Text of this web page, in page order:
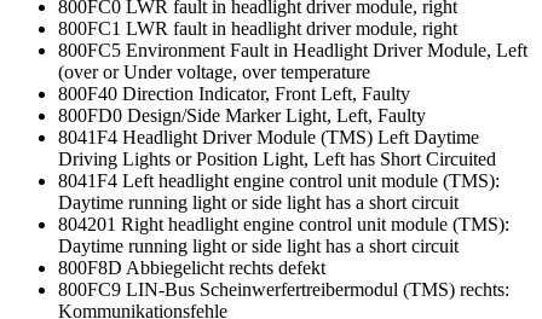
800FC0 LWR fault in headlight driver module, right
800FC1 LWR fault in headlight driver module, right
800FC5 Environment Fault in Headlight Driver Module, Left
(over or Under voltage, over temperature
800F40 Direction Indicator, Front Left, Faulty
800FD0 Design/Side Marker Light, Left, Faulty
8041F4 Headlight Driver Module (TMS) Left Daytime
Driving Lights or Position Light, Left has Short Circuited
8041F4 Left headlight engine control unit module (TMS):
Daytime running light or side light has a short circuit
804201 Right headlight engine control unit module (TMS):
Daytime running light or side light has a short circuit
800F8D Abbiegelicht rechts defekt
800FC9 LIN-Bus Scheinwerfertreibermodul (TMS) rechts:
Kommunikationsfehle